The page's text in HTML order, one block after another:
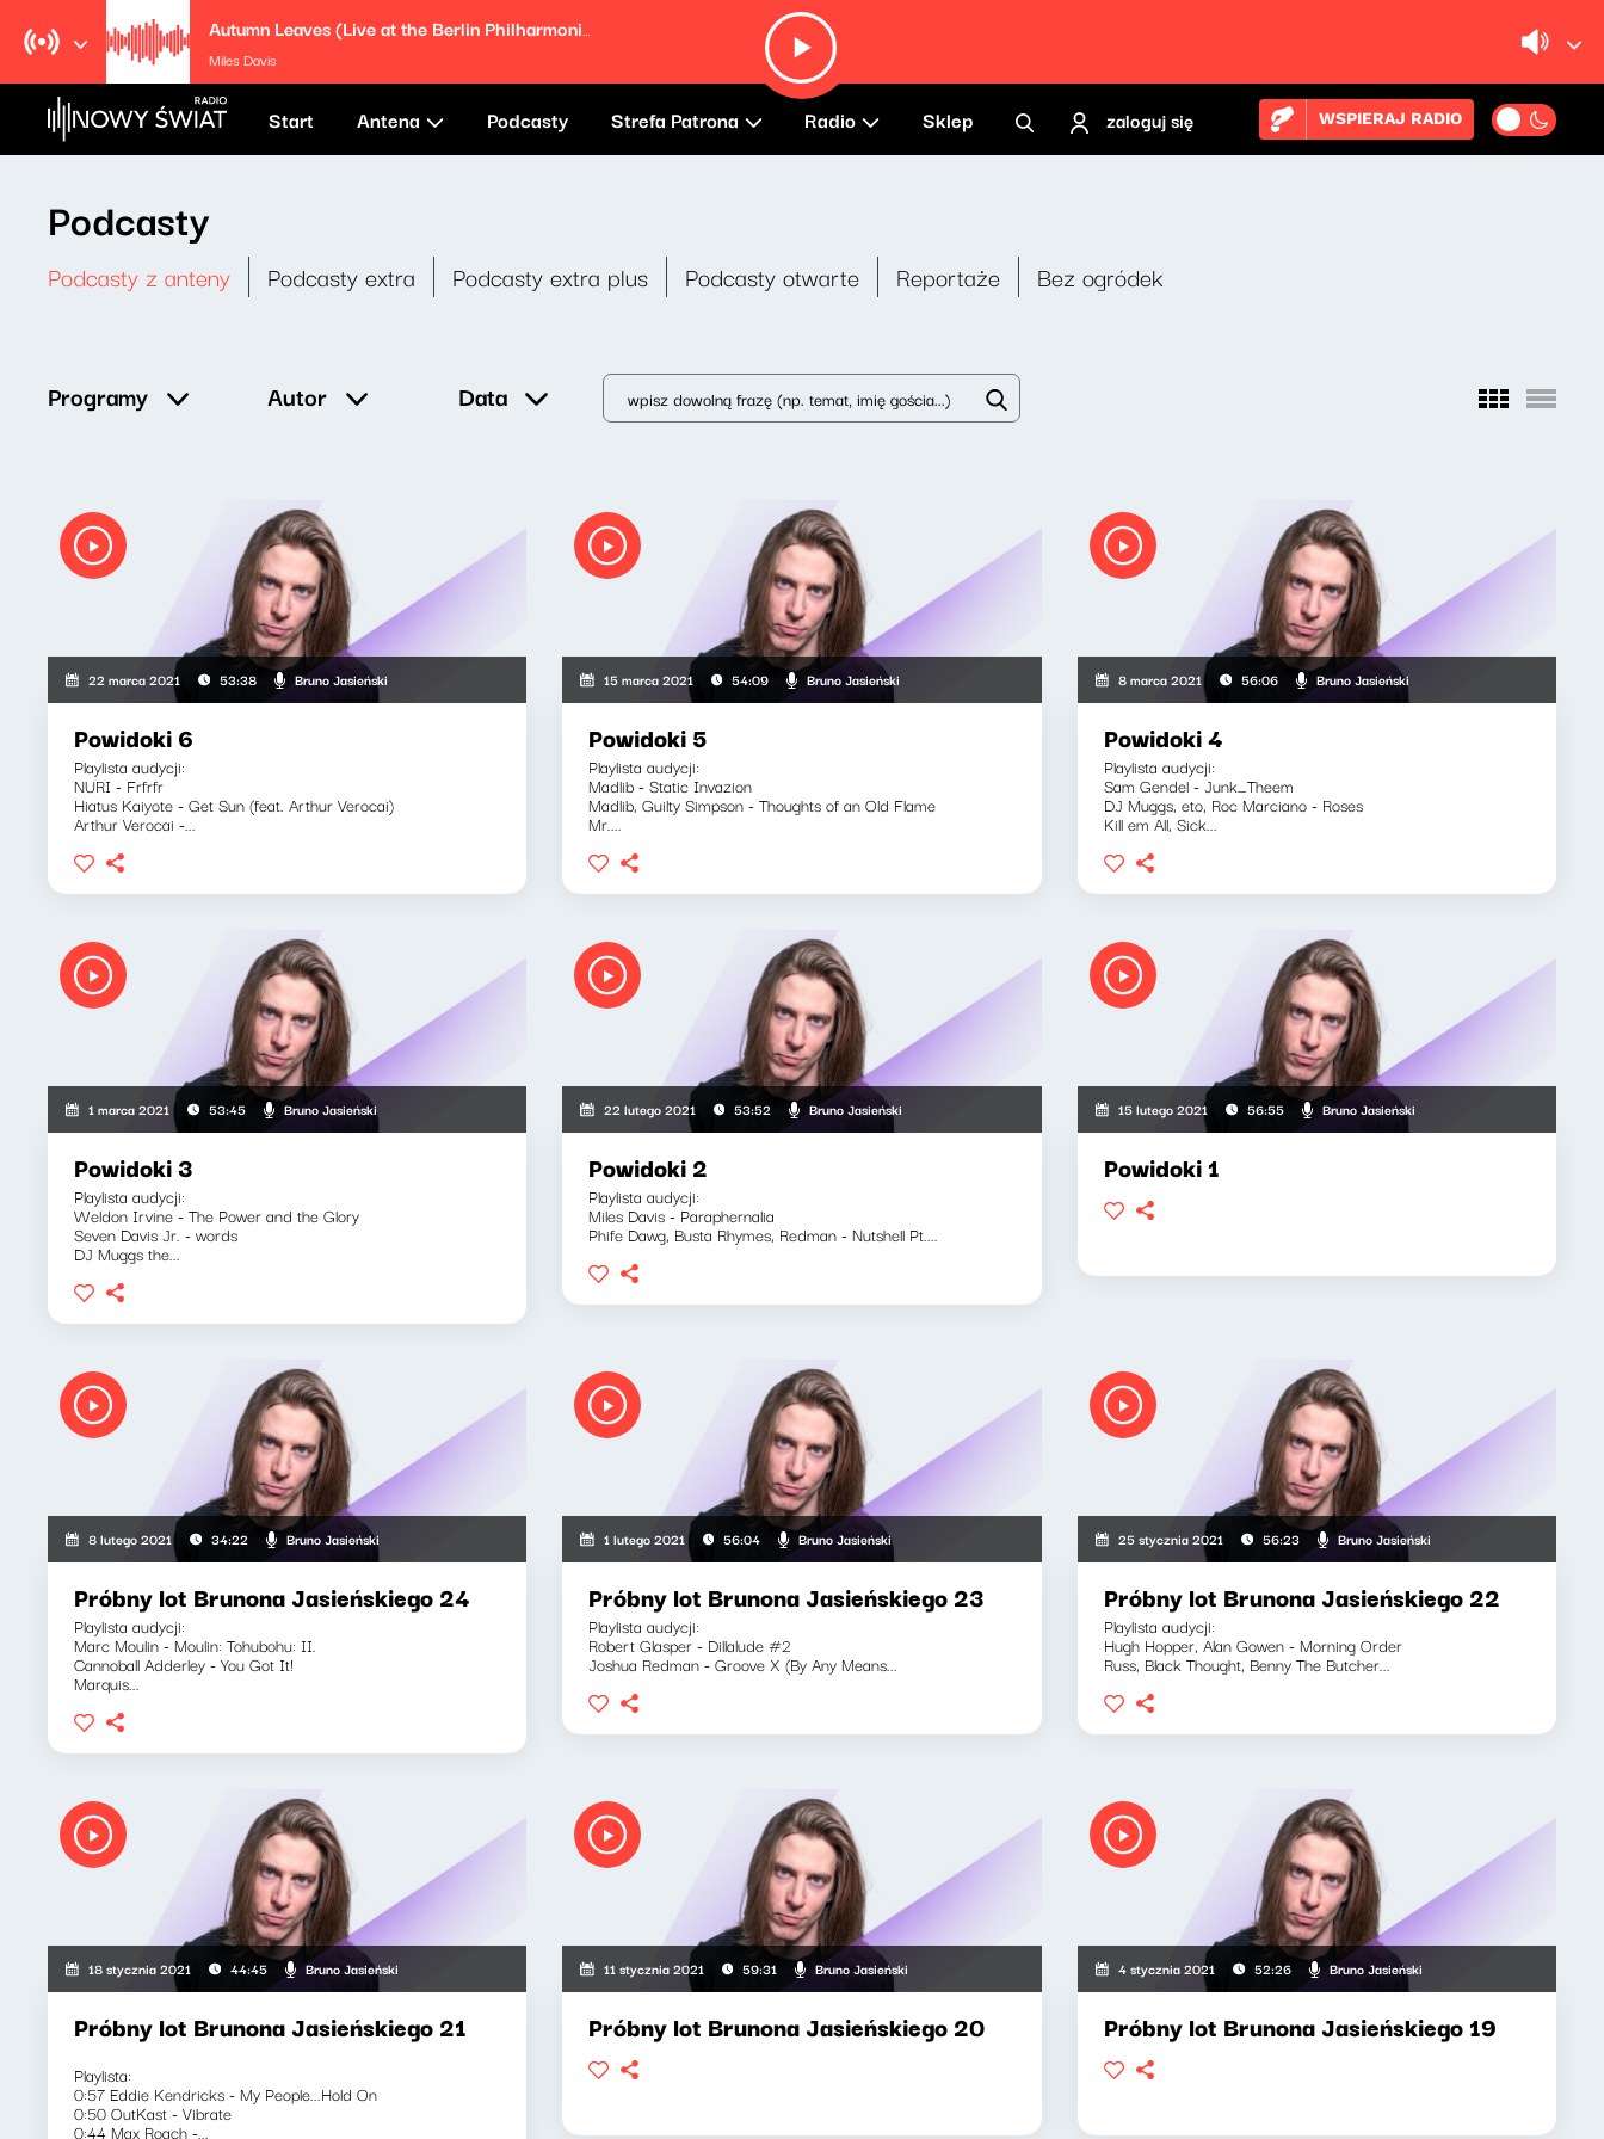
Autumn Leaves (Live at the Berlin Philharmonie, Germany
Miles Davis
Start Antena Podcasty Strefa Patrona Radio Sklep zaloguj się WSPIERAJ RADIO
Podcasty
Podcasty z anteny Podcasty extra Podcasty extra plus Podcasty otwarte Reportaże Bez ogródek
Programy Autor Data
22 marca 2021 53:38 Bruno Jasieński
Powidoki 6
Playlista audycji:
NURI - Frfrfr
Hiatus Kaiyote - Get Sun (feat. Arthur Verocai)
Arthur Verocai -...
15 marca 2021 54:09 Bruno Jasieński
Powidoki 5
Playlista audycji:
Madlib - Static Invazion
Madlib, Guilty Simpson - Thoughts of an Old Flame
Mr....
8 marca 2021 56:06 Bruno Jasieński
Powidoki 4
Playlista audycji:
Sam Gendel - Junk_Theem
DJ Muggs, eto, Roc Marciano - Roses
Kill em All, Sick...
1 marca 2021 53:45 Bruno Jasieński
Powidoki 3
Playlista audycji:
Weldon Irvine - The Power and the Glory
Seven Davis Jr. - words
DJ Muggs the...
22 lutego 2021 53:52 Bruno Jasieński
Powidoki 2
Playlista audycji:
Miles Davis - Paraphernalia
Phife Dawg, Busta Rhymes, Redman - Nutshell Pt....
15 lutego 2021 56:55 Bruno Jasieński
Powidoki 1
8 lutego 2021 34:22 Bruno Jasieński
Próbny lot Brunona Jasieńskiego 24
Playlista audycji:
Marc Moulin - Moulin: Tohubohu: II.
Cannoball Adderley - You Got It!
Marquis...
1 lutego 2021 56:04 Bruno Jasieński
Próbny lot Brunona Jasieńskiego 23
Playlista audycji:
Robert Glasper - Dillalude #2
Joshua Redman - Groove X (By Any Means...
25 stycznia 2021 56:23 Bruno Jasieński
Próbny lot Brunona Jasieńskiego 22
Playlista audycji:
Hugh Hopper, Alan Gowen - Morning Order
Russ, Black Thought, Benny The Butcher...
18 stycznia 2021 44:45 Bruno Jasieński
Próbny lot Brunona Jasieńskiego 21
Playlista:
0:57 Eddie Kendricks - My People...Hold On
0:50 OutKast - Vibrate
0:44 Max Roach -...
11 stycznia 2021 59:31 Bruno Jasieński
Próbny lot Brunona Jasieńskiego 20
4 stycznia 2021 52:26 Bruno Jasieński
Próbny lot Brunona Jasieńskiego 19